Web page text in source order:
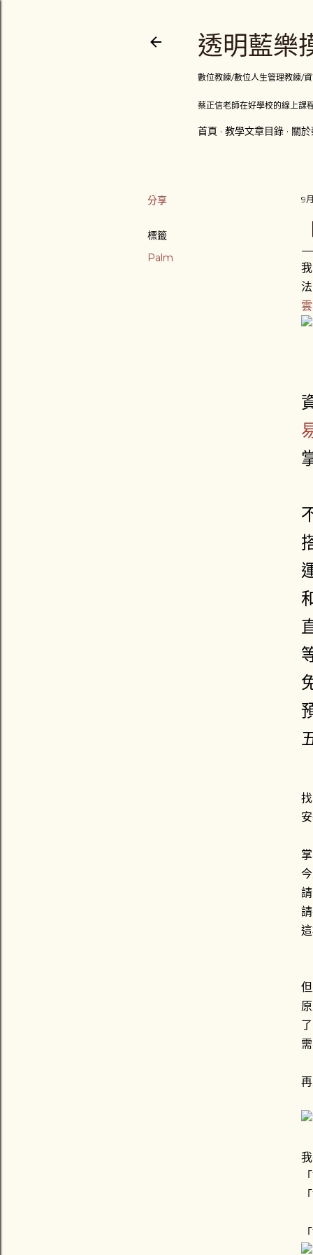
透明藍樂
數位教練/數位人生管理教練/
蔡正信老師在好學校的線上課
首頁 教學文章目錄 關
分享
標籤
Palm
9
了